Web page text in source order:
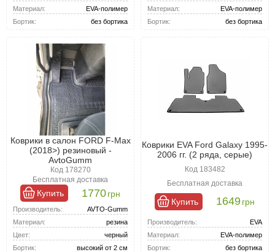
Материал:
EVA-полимер
Бортик:
без бортика
Материал:
EVA-полимер
Бортик:
без бортика
Коврики в салон FORD F-Max
(2018>) резиновый -
AvtoGumm
Код 178270
Бесплатная доставка
Купить 1770грн
Производитель:
AVTO-Gumm
Материал:
резина
Цвет:
черный
Бортик:
высокий от 2 см
Коврики EVA Ford Galaxy 1995-
2006 гг. (2 ряда, серые)
Код 183482
Бесплатная доставка
Купить 1649грн
Производитель:
EVA
Материал:
EVA-полимер
Бортик:
без бортика